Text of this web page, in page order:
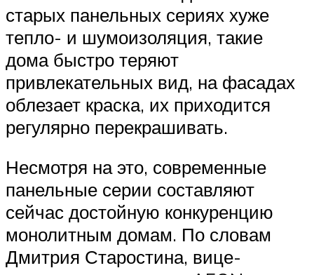
старых панельных сериях хуже
тепло- и шумоизоляция, такие
дома быстро теряют
привлекательных вид, на фасадах
облезает краска, их приходится
регулярно перекрашивать.
Несмотря на это, современные
панельные серии составляют
сейчас достойную конкуренцию
монолитным домам. По словам
Дмитрия Старостина, вице-